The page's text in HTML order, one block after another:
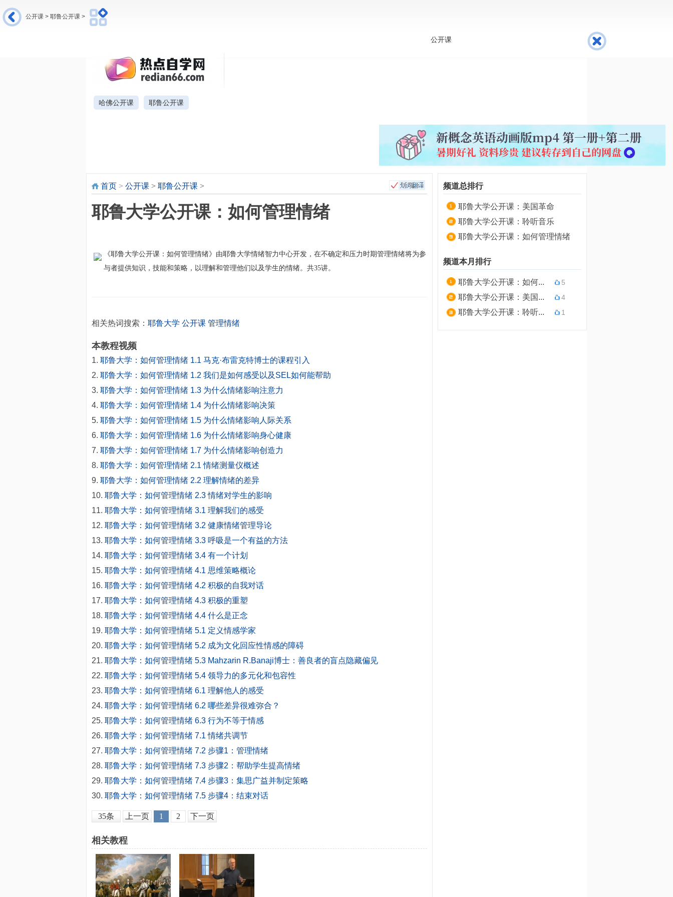
公开课 > 耶鲁公开课 >
公开课
哈佛公开课 耶鲁公开课
首页 > 公开课 > 耶鲁公开课 >
耶鲁大学公开课：如何管理情绪
《耶鲁大学公开课：如何管理情绪》由耶鲁大学情绪智力中心开发，在不确定和压力时期管理情绪将为参
与者提供知识，技能和策略，以理解和管理他们以及学生的情绪。共35讲。
相关热词搜索： 耶鲁大学 公开课 管理情绪
本教程视频
耶鲁大学：如何管理情绪 1.1 马克·布雷克特博士的课程引入
耶鲁大学：如何管理情绪 1.2 我们是如何感受以及SEL如何能帮助
耶鲁大学：如何管理情绪 1.3 为什么情绪影响注意力
耶鲁大学：如何管理情绪 1.4 为什么情绪影响决策
耶鲁大学：如何管理情绪 1.5 为什么情绪影响人际关系
耶鲁大学：如何管理情绪 1.6 为什么情绪影响身心健康
耶鲁大学：如何管理情绪 1.7 为什么情绪影响创造力
耶鲁大学：如何管理情绪 2.1 情绪测量仪概述
耶鲁大学：如何管理情绪 2.2 理解情绪的差异
耶鲁大学：如何管理情绪 2.3 情绪对学生的影响
耶鲁大学：如何管理情绪 3.1 理解我们的感受
耶鲁大学：如何管理情绪 3.2 健康情绪管理导论
耶鲁大学：如何管理情绪 3.3 呼吸是一个有益的方法
耶鲁大学：如何管理情绪 3.4 有一个计划
耶鲁大学：如何管理情绪 4.1 思维策略概论
耶鲁大学：如何管理情绪 4.2 积极的自我对话
耶鲁大学：如何管理情绪 4.3 积极的重塑
耶鲁大学：如何管理情绪 4.4 什么是正念
耶鲁大学：如何管理情绪 5.1 定义情感学家
耶鲁大学：如何管理情绪 5.2 成为文化回应性情感的障碍
耶鲁大学：如何管理情绪 5.3 Mahzarin R.Banaji博士：善良者的盲点隐藏偏见
耶鲁大学：如何管理情绪 5.4 领导力的多元化和包容性
耶鲁大学：如何管理情绪 6.1 理解他人的感受
耶鲁大学：如何管理情绪 6.2 哪些差异很难弥合？
耶鲁大学：如何管理情绪 6.3 行为不等于情感
耶鲁大学：如何管理情绪 7.1 情绪共调节
耶鲁大学：如何管理情绪 7.2 步骤1：管理情绪
耶鲁大学：如何管理情绪 7.3 步骤2：帮助学生提高情绪
耶鲁大学：如何管理情绪 7.4 步骤3：集思广益并制定策略
耶鲁大学：如何管理情绪 7.5 步骤4：结束对话
35条 上一页 1 2 下一页
相关教程
频道总排行
耶鲁大学公开课：美国革命
耶鲁大学公开课：聆听音乐
耶鲁大学公开课：如何管理情绪
频道本月排行
5
耶鲁大学公开课：如何...
4
耶鲁大学公开课：美国...
1
耶鲁大学公开课：聆听...